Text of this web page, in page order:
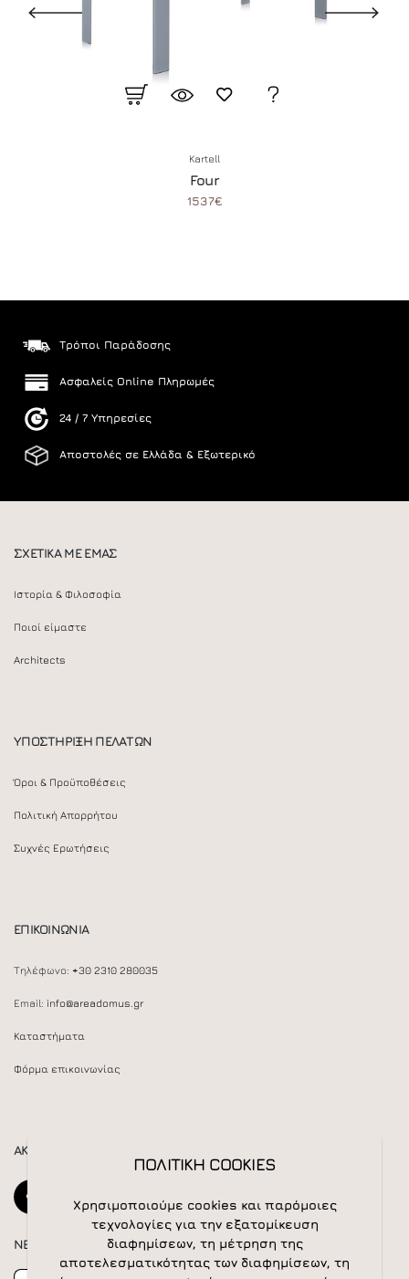
Kartell
Four
1537€
Τρόποι Παράδοσης
Ασφαλείς Online Πληρωμές
24 / 7 Υπηρεσίες
Αποστολές σε Ελλάδα & Εξωτερικό
ΣΧΕΤΙΚΑ ΜΕ ΕΜΑΣ
Ιστορία & Φιλοσοφία
Ποιοί είμαστε
Architects
ΥΠΟΣΤΗΡΙΞΗ ΠΕΛΑΤΩΝ
Όροι & Προϋποθέσεις
Πολιτική Απορρήτου
Συχνές Ερωτήσεις
ΕΠΙΚΟΙΝΩΝΙΑ
Τηλέφωνο: +30 2310 280035
Email: info@areadomus.gr
Καταστήματα
Φόρμα επικοινωνίας
ΑΚΟΛΟΥΘΕΙΣΤΕ ΜΑΣ
NEWSLETTER
ΠΟΛΙΤΙΚΗ COOKIES
Χρησιμοποιούμε cookies και παρόμοιες
τεχνολογίες για την εξατομίκευση
διαφημίσεων, τη μέτρηση της
αποτελεσματικότητας των διαφημίσεων, τη